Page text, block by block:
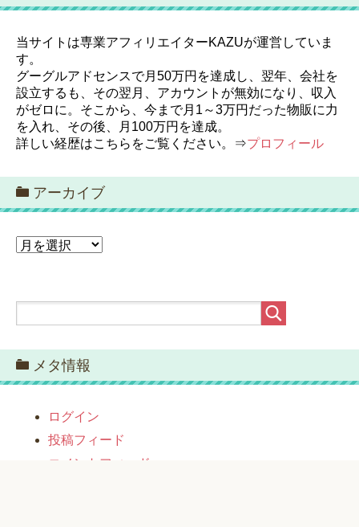
当サイトは専業アフィリエイターKAZUが運営していま
す。
グーグルアドセンスで月50万円を達成し、翌年、会社を
設立するも、その翌月、アカウントが無効になり、収入
がゼロに。そこから、今まで月1～3万円だった物販に力
を入れ、その後、月100万円を達成。
詳しい経歴はこちらをご覧ください。⇒プロフィール
アーカイブ
ア
メタ情報
ログイン
投稿フィード
コメントフィード